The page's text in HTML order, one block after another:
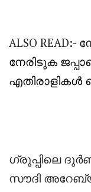
ALSO READ:-
നേരിടുക
എതിരാളികൾ
ഗ്രൂപ്പിലെ
സൗദി